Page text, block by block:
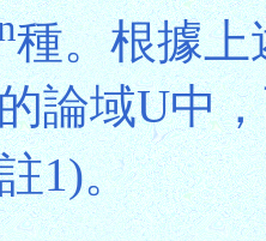
種。根據上
論域U中
1)。